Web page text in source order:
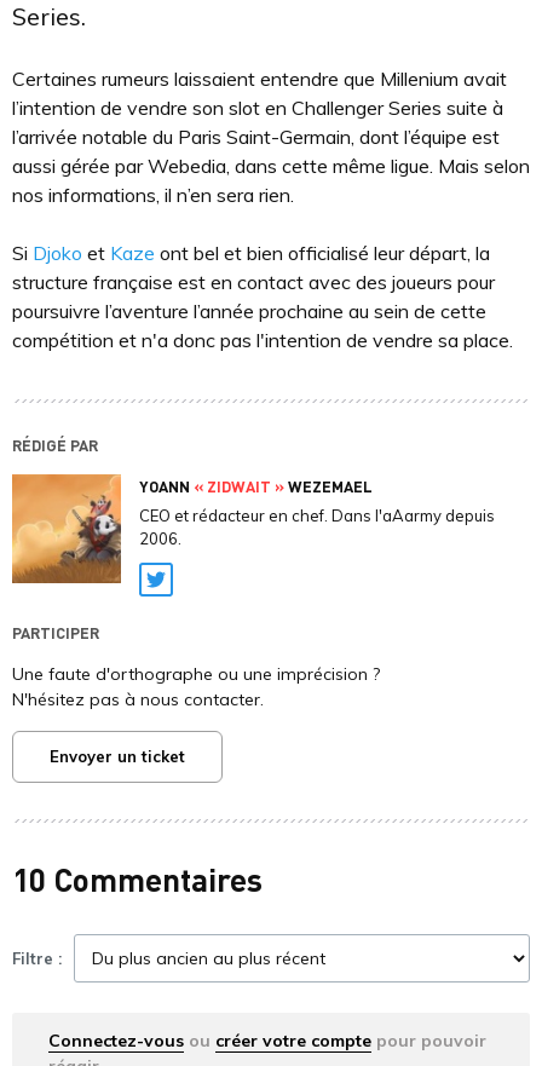
Series.
Certaines rumeurs laissaient entendre que Millenium avait
l’intention de vendre son slot en Challenger Series suite à
l’arrivée notable du Paris Saint-Germain, dont l’équipe est
aussi gérée par Webedia, dans cette même ligue. Mais selon
nos informations, il n’en sera rien.
Si Djoko et Kaze ont bel et bien officialisé leur départ, la
structure française est en contact avec des joueurs pour
poursuivre l’aventure l’année prochaine au sein de cette
compétition et n'a donc pas l'intention de vendre sa place.
RÉDIGÉ PAR
YOANN « ZIDWAIT »WEZEMAEL
CEO et rédacteur en chef. Dans l'aAarmy depuis
2006.
Twitter
PARTICIPER
Une faute d'orthographe ou une imprécision ?
N'hésitez pas à nous contacter.
Envoyer un ticket
10 Commentaires
Filtre :
Connectez-vous ou créer votre compte pour pouvoir